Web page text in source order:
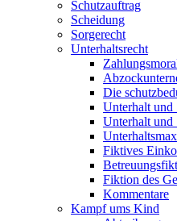
Schutzauftrag
Scheidung
Sorgerecht
Unterhaltsrecht
Die
Unterhalt und
Unterhalt und
Fiktives
Fiktion des
Kommentare
Kampf ums Kind